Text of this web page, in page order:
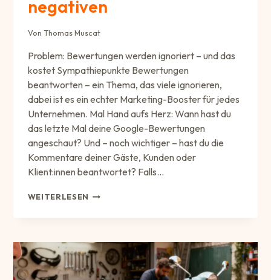
negativen
Von Thomas Muscat
Problem: Bewertungen werden ignoriert – und das
kostet Sympathiepunkte Bewertungen
beantworten – ein Thema, das viele ignorieren,
dabei ist es ein echter Marketing-Booster für jedes
Unternehmen. Mal Hand aufs Herz: Wann hast du
das letzte Mal deine Google-Bewertungen
angeschaut? Und – noch wichtiger – hast du die
Kommentare deiner Gäste, Kunden oder
Klient:innen beantwortet? Falls…
WEITERLESEN WARUM
BEANTWORTEN
SOLLTEST
–